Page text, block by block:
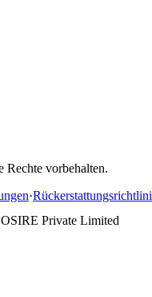
vorbehalten.
·
Private Limited